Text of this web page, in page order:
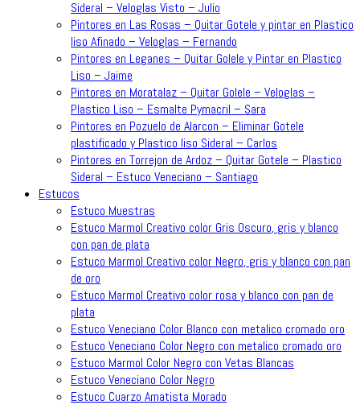
Sideral – Veloglas Visto – Julio
Pintores en Las Rosas – Quitar Gotele y pintar en Plastico
liso Afinado – Veloglas – Fernando
Pintores en Leganes – Quitar Golele y Pintar en Plastico
Liso – Jaime
Pintores en Moratalaz – Quitar Golele – Veloglas –
Plastico Liso – Esmalte Pymacril – Sara
Pintores en Pozuelo de Alarcon – Eliminar Gotele
plastificado y Plastico liso Sideral – Carlos
Pintores en Torrejon de Ardoz – Quitar Gotele – Plastico
Sideral – Estuco Veneciano – Santiago
Estucos
Estuco Muestras
Estuco Marmol Creativo color Gris Oscuro, gris y blanco
con pan de plata
Estuco Marmol Creativo color Negro, gris y blanco con pan
de oro
Estuco Marmol Creativo color rosa y blanco con pan de
plata
Estuco Veneciano Color Blanco con metalico cromado oro
Estuco Veneciano Color Negro con metalico cromado oro
Estuco Marmol Color Negro con Vetas Blancas
Estuco Veneciano Color Negro
Estuco Cuarzo Amatista Morado